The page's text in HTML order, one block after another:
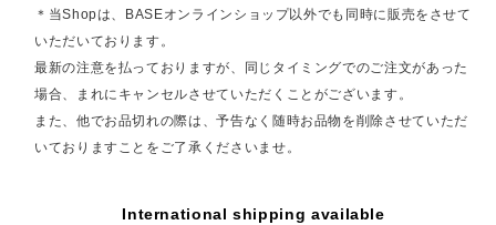
＊当Shopは、BASEオンラインショップ以外でも同時に販売をさせて
いただいております。
最新の注意を払っておりますが、同じタイミングでのご注文があった
場合、まれにキャンセルさせていただくことがございます。
また、他でお品切れの際は、予告なく随時お品物を削除させていただ
いておりますことをご了承くださいませ。
International shipping available